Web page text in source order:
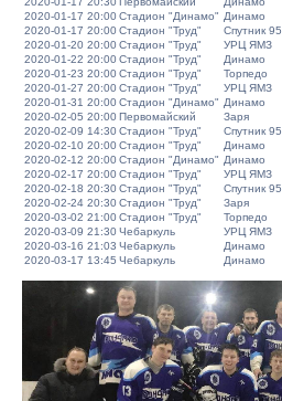
2020-01-17 20:00Стадион "Динамо" Динамо
2020-01-17 20:00Стадион "Труд" Спутник 95
2020-01-20 20:00Стадион "Труд" УРЦ ЯМЗ
2020-01-22 20:00Стадион "Труд" Динамо
2020-01-23 20:00Стадион "Труд" Торпедо
2020-01-27 20:00Стадион "Труд" УРЦ ЯМЗ
2020-01-31 20:00Стадион "Динамо" Динамо
2020-02-05 20:00Первомайский Заря
2020-02-09 14:30Стадион "Труд" Спутник 95
2020-02-10 20:00Стадион "Труд" Динамо
2020-02-12 20:00Стадион "Динамо" Динамо
2020-02-17 20:00Стадион "Труд" УРЦ ЯМЗ
2020-02-18 20:30Стадион "Труд" Спутник 95
2020-02-24 20:30Стадион "Труд" Заря
2020-03-02 21:00Стадион "Труд" Торпедо
2020-03-09 21:30Чебаркуль УРЦ ЯМЗ
2020-03-16 21:03 Чебаркуль Динамо
2020-03-17 13:45 Чебаркуль Динамо